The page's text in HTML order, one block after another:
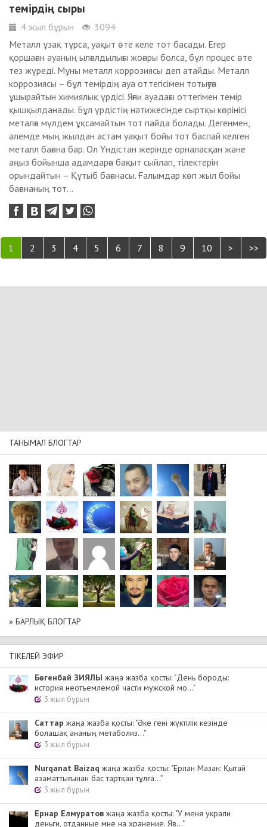
темірдің сыры
4 жыл бұрын
3094
Металл ұзақ тұрса, уақыт өте келе тот басады. Егер
қоршаған ауаның ылғалдылығы жоғары болса, бұл процес өте
тез жүреді. Мұны металл коррозиясы деп атайды. Металл
коррозиясы – бұл темірдің ауа оттегісімен тотығуға
ұшырайтын химиялық үрдісі. Яғни ауадағы оттегімен темір
қышқылданады. Бұл үрдістің нәтижесінде сыртқы көрінісі
металға мүлдем ұқсамайтын тот пайда болады. Дегенмен,
әлемде мың жылдан астам уақыт бойы тот баспай келген
металл бағана бар. Ол Үндістан жерінде орналасқан және
аңыз бойынша адамдарға бақыт сыйлап, тілектерін
орындайтын – Құтыб бағанасы. Ғалымдар көп жыл бойы
бағананың тот...
1 2 3 4 5 6 7 8 9 10 > >>
ТАНЫМАЛ БЛОГТАР
» БАРЛЫҚ БЛОГТАР
ТІКЕЛЕЙ ЭФИР
Бөгенбай ЗИЯЛЫ жаңа жазба қосты: "День бороды:
история неотъемлемой части мужской мо..."
3 жыл бұрын
Cаттар жаңа жазба қосты: "Әке гені жүктілік кезінде
болашақ ананың метаболиз..."
3 жыл бұрын
Nurqanat Baizaq жаңа жазба қосты: "Ерлан Мазан: Қытай
азаматтығынан бас тартқан тұлға..."
3 жыл бұрын
Ернар Елмуратов жаңа жазба қосты: "У меня украли
деньги, отданные мне на хранение. Яв..."